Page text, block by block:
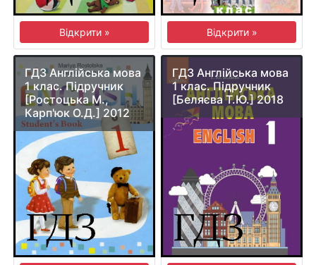
Відкрити » Відкрити »
ГДЗ Англійська мова
1 клас. Підручник
[Ростоцька М.,
Карп'юк О.Д.] 2012
ГДЗ Англійська мова
1 клас. Підручник
[Беляєва Т.Ю.] 2018